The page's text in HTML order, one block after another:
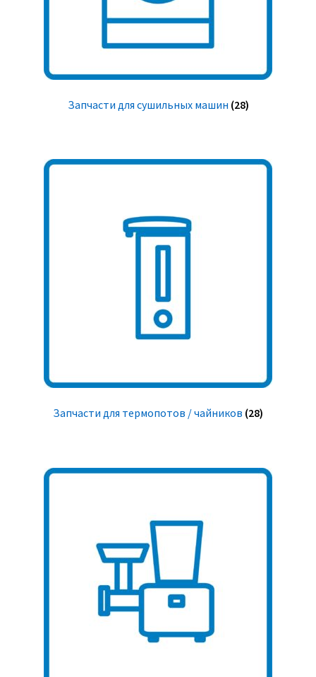
Запчасти для сушильных машин (28)
Запчасти для термопотов / чайников (28)